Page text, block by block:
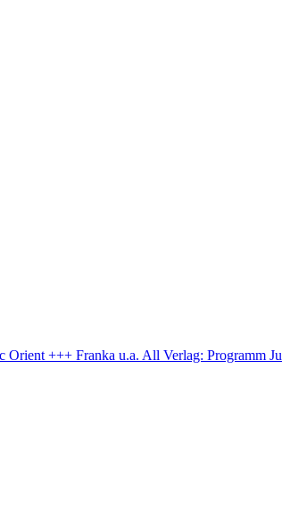
Orient +++ Franka u.a. All Verlag: Programm